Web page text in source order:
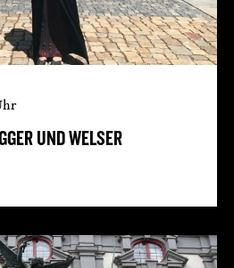
UND WELSER